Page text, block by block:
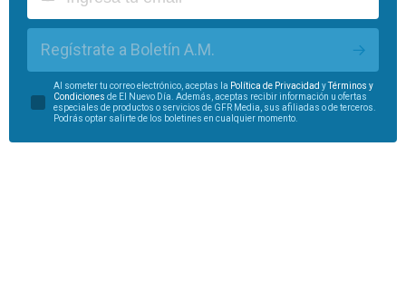
Regístrate a Boletín A.M.
Al someter tu correo electrónico, aceptas la Política de Privacidad y
Términos y
Condiciones de El Nuevo Día. Además, aceptas recibir información u ofertas
especiales de productos o servicios de GFR Media, sus afiliadas o de terceros.
Podrás optar salirte de los boletines en cualquier momento.